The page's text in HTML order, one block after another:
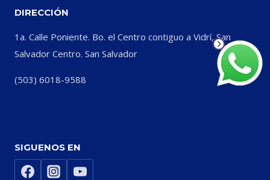
DIRECCIÓN
1a. Calle Poniente. Bo. el Centro contiguo a Vidrí, San
Salvador Centro. San Salvador
(503) 6018-9588
SIGUENOS EN